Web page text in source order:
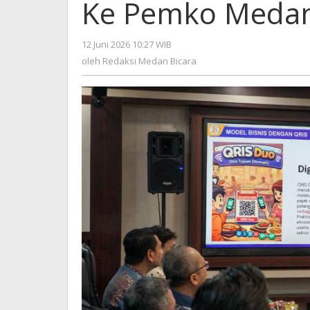
Ke Pemko
12 Juni 2026 10:27 WIB
Redaksi
Bicara
oleh Redaksi Medan Bicara